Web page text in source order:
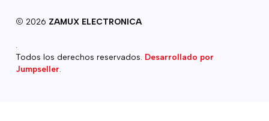
2026 ZAMUX ELECTRONICA
Todos los derechos reservados. Desarrollado por
Jumpseller